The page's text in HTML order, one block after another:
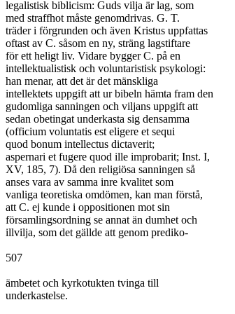
legalistisk biblicism: Guds vilja är lag, som
med straffhot måste genomdrivas. G. T.
träder i förgrunden och även Kristus uppfattas
oftast av C. såsom en ny, sträng lagstiftare
för ett heligt liv. Vidare bygger C. på en
intellektualistisk och voluntaristisk psykologi:
han menar, att det är det mänskliga
intellektets uppgift att ur bibeln hämta fram den
gudomliga sanningen och viljans uppgift att
sedan obetingat underkasta sig densamma
(officium voluntatis est eligere et sequi
quod bonum intellectus dictaverit;
aspernari et fugere quod ille improbarit; Inst. I,
XV, 185, 7). Då den religiösa sanningen så
anses vara av samma inre kvalitet som
vanliga teoretiska omdömen, kan man förstå,
att C. ej kunde i oppositionen mot sin
församlingsordning se annat än dumhet och
illvilja, som det gällde att genom prediko-
507
ämbetet och kyrkotukten tvinga till
underkastelse.